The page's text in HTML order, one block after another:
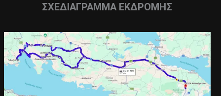
ΣΧΕΔΙΑΓΡΑΜΜΑ ΕΚΔΡΟΜΗΣ